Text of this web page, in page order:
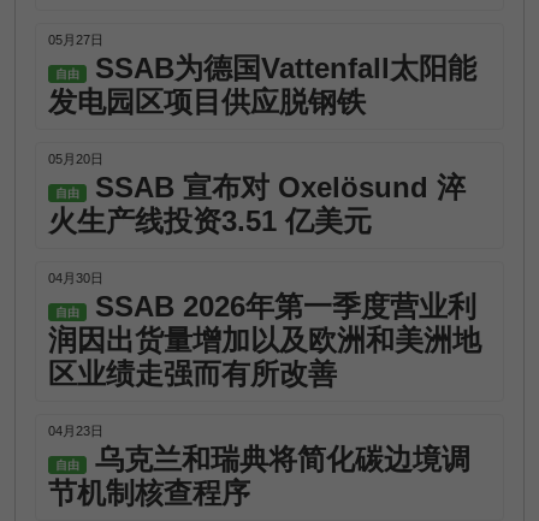
05月27日
自由
SSAB为德国Vattenfall太阳能
发电园区项目供应脱钢铁
05月20日
自由
SSAB 宣布对 Oxelösund 淬
火生产线投资3.51 亿美元
04月30日
自由
SSAB 2026年第一季度营业利
润因出货量增加以及欧洲和美洲地
区业绩走强而有所改善
04月23日
自由
乌克兰和瑞典将简化碳边境调
节机制核查程序